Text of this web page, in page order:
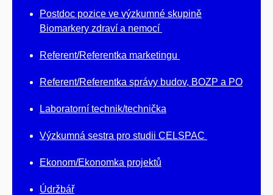
Postdoc pozice ve výzkumné skupině
Biomarkery zdraví a nemocí
Referent/Referentka marketingu
Referent/Referentka správy budov, BOZP a PO
Laboratorní technik/technička
Výzkumná sestra pro studii CELSPAC
Ekonom/Ekonomka projektů
Údržbář